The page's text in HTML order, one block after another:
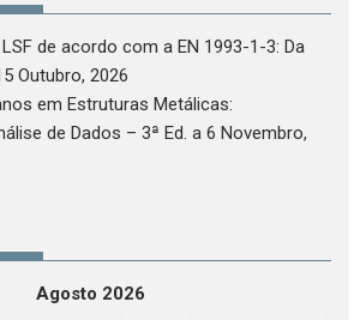
de acordo com a EN 1993-1-3: Da
Outubro, 2026
em Estruturas Metálicas:
de Dados – 3ª Ed. a 6 Novembro,
Agosto 2026